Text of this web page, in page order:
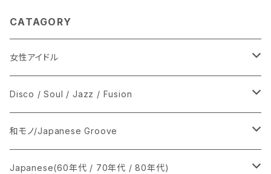
CATAGORY
女性アイドル
シングル盤
あ行
か行
LP
CD
Disco / Soul / Jazz / Fusion
シングル盤
A
12インチ・シングル
和モノ/Japanese Groove
シングル盤
Japanese(60年代 / 70年代 / 80年代)